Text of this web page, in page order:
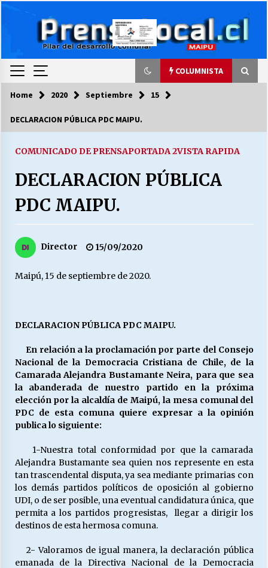
COLUMNISTA
COLUMNISTA
cuándo van a bajar?
HISTORIA
“ORGULLOSOS DE SER DC” SALUDA EL
27/07/2026
13/07/2026
Escuela hospitalaria El Carmen de Maipu.
25/06/2026
¿Qué habrían dicho?
23/06/2026
VOLVER A SER ALTERNATIVA
16/06/2026
MUNICIPALIDADES, HONORARIOS, DESPIDOS
Home 2020 Septiembre 15
DECLARACION PÚBLICA PDC MAIPU.
COMUNICADO DE PRENSAPORTADA 2VISTA RAPIDA
DECLARACION PÚBLICA
PDC MAIPU.
Director 15/09/2020
Maipú, 15 de septiembre de 2020.
DECLARACION PÚBLICA PDC MAIPU.
En relación a la proclamación por parte del Consejo
Nacional de la Democracia Cristiana de Chile, de la
Camarada Alejandra Bustamante Neira, para que sea
la abanderada de nuestro partido en la próxima
elección por la alcaldía de Maipú, la mesa comunal del
PDC de esta comuna quiere expresar a la opinión
publica lo siguiente:
1-Nuestra total conformidad por que la camarada
Alejandra Bustamante sea quien nos represente en esta
tan trascendental disputa, ya sea mediante primarias con
los demás partidos políticos de oposición al gobierno
UDI, o de ser posible, una eventual candidatura única, que
permita a los partidos progresistas, llegar a dirigir los
destinos de esta hermosa comuna.
2- Valoramos de igual manera, la declaración pública
emanada de la Directiva Nacional de la Democracia